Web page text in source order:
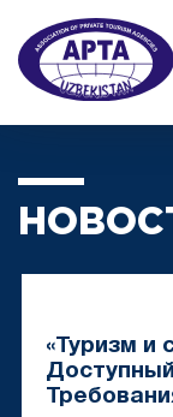
«Туризм и